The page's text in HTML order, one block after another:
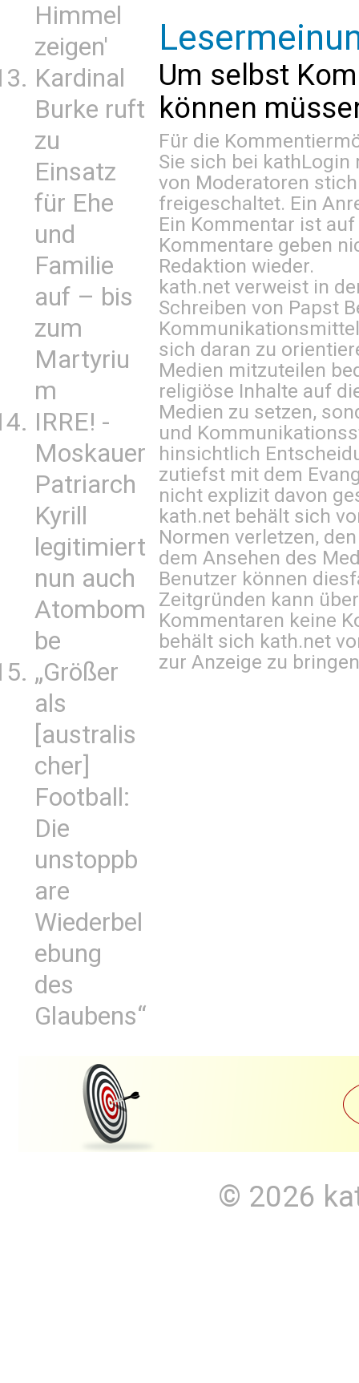
Himmel
zeigen'
Kardinal
Burke ruft
zu
Einsatz
für Ehe
und
Familie
auf – bis
zum
Martyriu
m
IRRE! -
Moskauer
Patriarch
Kyrill
legitimiert
nun auch
Atombom
be
„Größer
als
[australis
cher]
Football:
Die
unstoppb
are
Wiederbel
ebung
des
Glaubens“
Um selbst
können
Für die
Sie sich bei kathLogin
von Moderatoren
freigeschaltet. Ein
Ein Kommentar ist
Kommentare geben
Redaktion wieder.
kath.net verweist in
Schreiben von Papst
sich daran zu
Medien mitzuteilen
religiöse Inhalte auf
Medien zu setzen,
und
hinsichtlich
zutiefst mit dem
nicht explizit davon
kath.net behält sich
Normen verletzen,
dem Ansehen des
Benutzer können
Zeitgründen kann
Kommentaren keine
behält sich kath.net
zur Anzeige zu
© 2026